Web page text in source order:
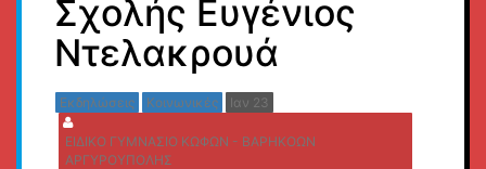
Σχολής Ευγένιος
Ντελακρουά
Εκδηλώσεις Κοινωνικές Ιαν 23
ΕΙΔΙΚΟ ΓΥΜΝΑΣΙΟ ΚΩΦΩΝ - ΒΑΡΗΚΟΩΝ
ΑΡΓΥΡΟΥΠΟΛΗΣ